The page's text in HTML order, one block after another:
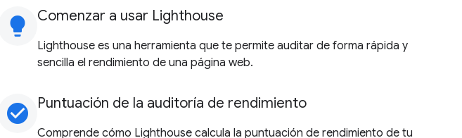
lightbulb Comenzar a usar Lighthouse
Lighthouse es una herramienta que te permite auditar de forma rápida y
sencilla el rendimiento de una página web.
check_circle Puntuación de la auditoría de rendimiento
Comprende cómo Lighthouse calcula la puntuación de rendimiento de tu